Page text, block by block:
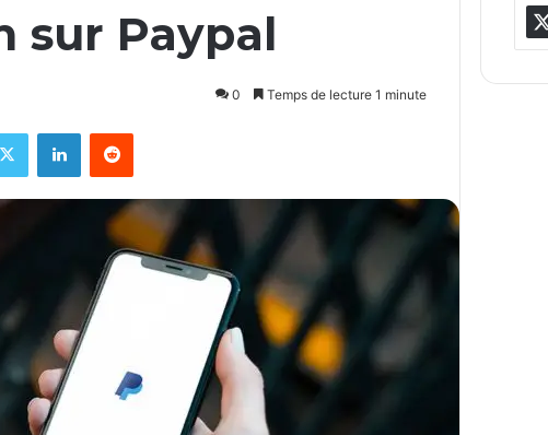
sur Paypal
0 Temps de lecture 1 minute
X LinkedinReddit